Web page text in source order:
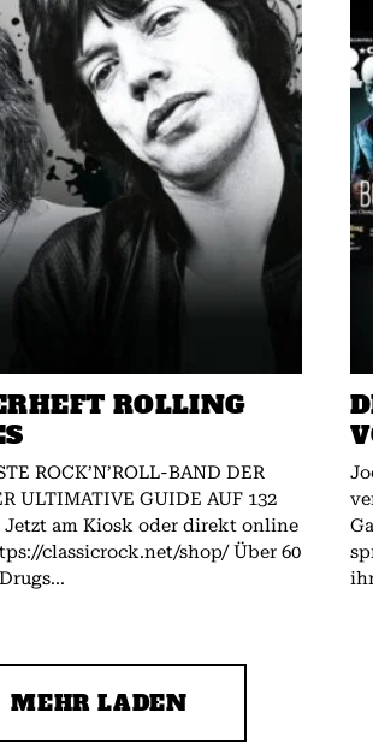
ROLLING
ROCK’N’ROLL-BAND DER
ULTIMATIVE GUIDE AUF 132
Jetzt am Kiosk oder direkt online
classicrock.net/shop/ Über 60
MEHR LADEN